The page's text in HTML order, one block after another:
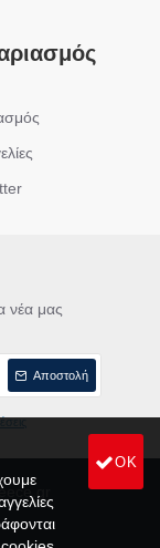
νέα μας
Αποστολή
OK